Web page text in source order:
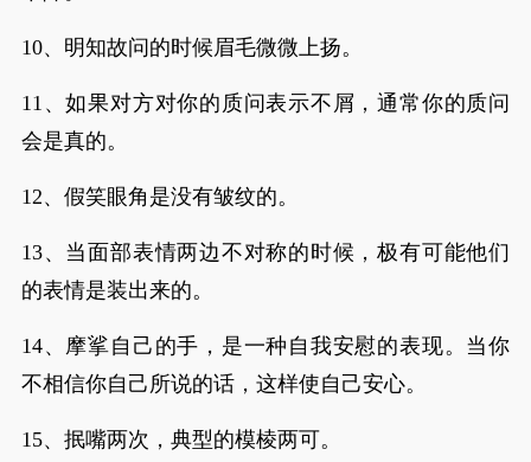
10、明知故问的时候眉毛微微上扬。
11、如果对方对你的质问表示不屑，通常你的质问
会是真的。
12、假笑眼角是没有皱纹的。
13、当面部表情两边不对称的时候，极有可能他们
的表情是装出来的。
14、摩挲自己的手，是一种自我安慰的表现。当你
不相信你自己所说的话，这样使自己安心。
15、抿嘴两次，典型的模棱两可。